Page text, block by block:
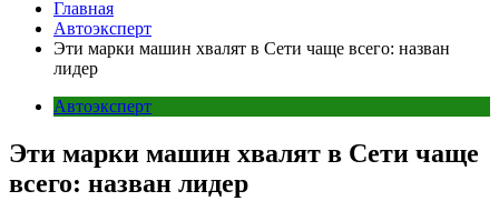
Главная
Автоэксперт
Эти марки машин хвалят в Сети чаще всего: назван
лидер
Автоэксперт
Эти марки машин хвалят в Сети чаще
всего: назван лидер